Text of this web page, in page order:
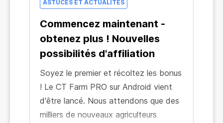
ASTUCES ET ACTUALITÉS
Commencez maintenant -
obtenez plus ! Nouvelles
possibilités d'affiliation
Soyez le premier et récoltez les bonus
! Le CT Farm PRO sur Android vient
d'être lancé. Nous attendons que des
milliers de nouveaux agriculteurs